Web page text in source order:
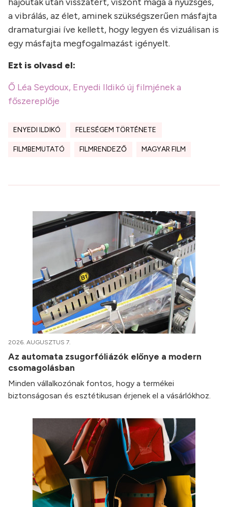
a vibrálás, az élet, aminek szükségszerűen másfajta
dramaturgiai íve kellett, hogy legyen és vizuálisan is
egy másfajta megfogalmazást igényelt.
Ezt is olvasd el:
Ő Léa Seydoux, Enyedi Ildikó új filmjének a
főszereplője
ENYEDI ILDIKÓ FELESÉGEM TÖRTÉNETE
FILMBEMUTATÓ FILMRENDEZŐ MAGYAR FILM
2026. AUGUSZTUS 7.
Az automata zsugorfóliázók előnye a modern
csomagolásban
Minden vállalkozónak fontos, hogy a termékei
biztonságosan és esztétikusan érjenek el a vásárlókhoz.